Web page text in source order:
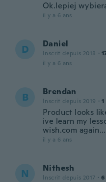
Ok.lepiej
il y a 6 ans
D Daniel
Inscrit depuis 2018 ·
il y a 6 ans
B Brendan
Inscrit depuis 2019 · 1
Product looks
ive learn my
wish.com
il y a 6 ans
N Nithesh
Inscrit depuis 2017 · 6